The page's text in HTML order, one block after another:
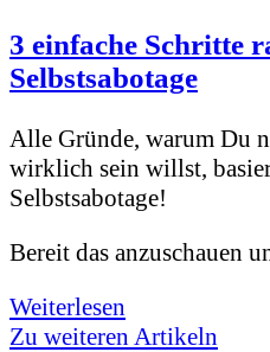
3 einfache Schritte
Selbstsabotage
Alle Gründe, warum Du
wirklich sein willst,
Selbstsabotage!
Bereit das anzuschauen
Weiterlesen
Zu weiteren Artikeln